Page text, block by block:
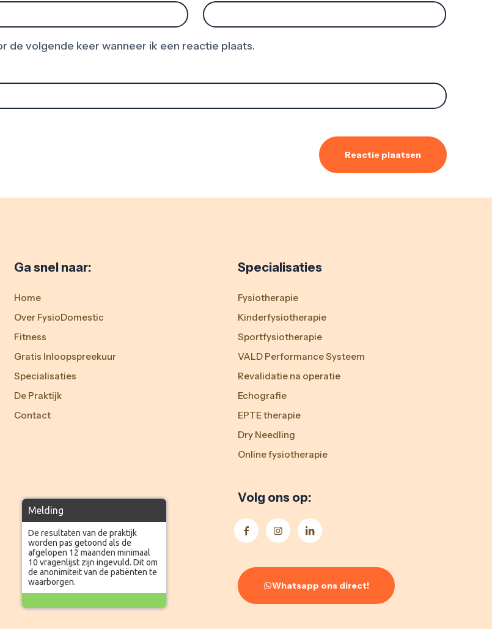
de volgende keer wanneer ik een reactie plaats.
Ga snel naar:
Home
Over FysioDomestic
Fitness
Gratis Inloopspreekuur
Specialisaties
De Praktijk
Contact
Specialisaties
Fysiotherapie
Kinderfysiotherapie
Sportfysiotherapie
VALD Performance Systeem
Revalidatie na operatie
Echografie
EPTE therapie
Dry Needling
Online fysiotherapie
Volg ons op:
Whatsapp ons direct!